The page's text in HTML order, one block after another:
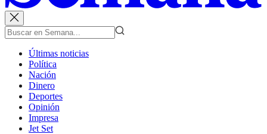
Últimas noticias
Política
Nación
Dinero
Deportes
Opinión
Impresa
Jet Set